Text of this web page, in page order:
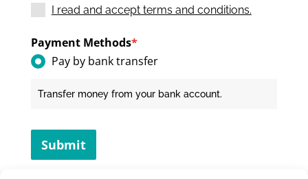
I read and accept terms and conditions.
Payment Methods*
Pay by bank transfer
Transfer money from your bank account.
Submit